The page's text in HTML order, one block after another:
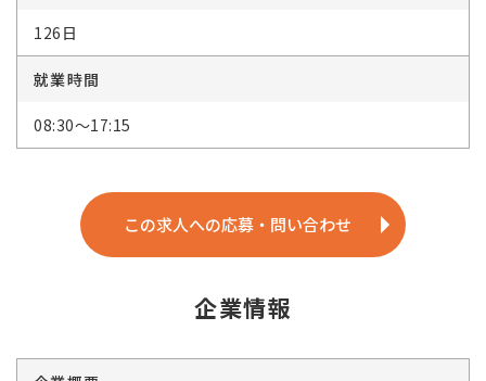
126日
就業時間
08:30～17:15
この求人への応募・問い合わせ
企業情報